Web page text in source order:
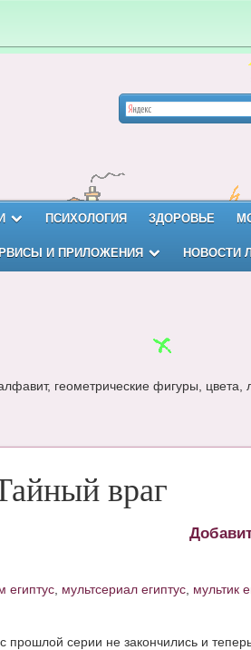
ПСИХОЛОГИЯ ЗДОРОВЬЕ
И ПРИЛОЖЕНИЯ НОВОСТИ
геометрические фигуры, цвета,
враг
египтус мультсериал египтус мультик
прошлой серии не закончились и